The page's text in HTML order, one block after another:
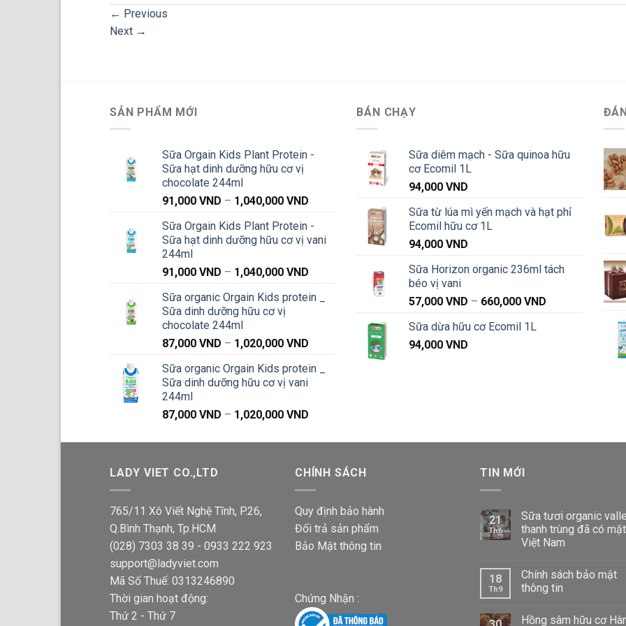
← Previous
Next →
SẢN PHẨM MỚI
Sữa Orgain Kids Plant Protein -
Sữa hạt dinh dưỡng hữu cơ vị
chocolate 244ml
91,000 VND – 1,040,000 VND
từ
91,000 VND
1,040,000 VND
Sữa Orgain Kids Plant Protein -
Sữa hạt dinh dưỡng hữu cơ vị vani
244ml
91,000 VND – 1,040,000 VND
từ
1,040,000 VND
Sữa organic Orgain Kids protein _
Sữa dinh dưỡng hữu cơ vị
chocolate 244ml
87,000 VND – 1,020,000 VND
từ
Sữa organic Orgain Kids protein _
Sữa dinh dưỡng hữu cơ vị vani
244ml
87,000 VND – 1,020,000 VND
từ
đến
1,020,000 VND
BÁN CHẠY
Sữa diêm mạch - Sữa quinoa hữu
cơ Ecomil 1L
94,000VND
Sữa từ lúa mì yến mạch và hạt phỉ
Ecomil hữu cơ 1L
94,000VND
Sữa Horizon organic 236ml tách
béo vị vani
57,000VND – 660,000VND
Sữa dừa hữu cơ Ecomil 1L
94,000VND
LADY VIET CO.,LTD
765/11 Xô Viết Nghệ Tĩnh, P.26,
Q.Bình Thạnh, Tp.HCM
(028) 7303 38 39 - 0933 222 923
support@ladyviet.com
Mã Số Thuế: 0313246890
Thời gian hoạt động:
Thứ 2 - Thứ 7
CHÍNH SÁCH
Quy định bảo hành
Đổi trả sản phẩm
Bảo Mật thông tin
Chứng Nhận :
TIN MỚI
21
Th6
Sữa tươi organic
thanh trùng đã có
Việt Nam
18
Th9
Chính sách bảo mật
thông tin
Hồng sâm hữu cơ